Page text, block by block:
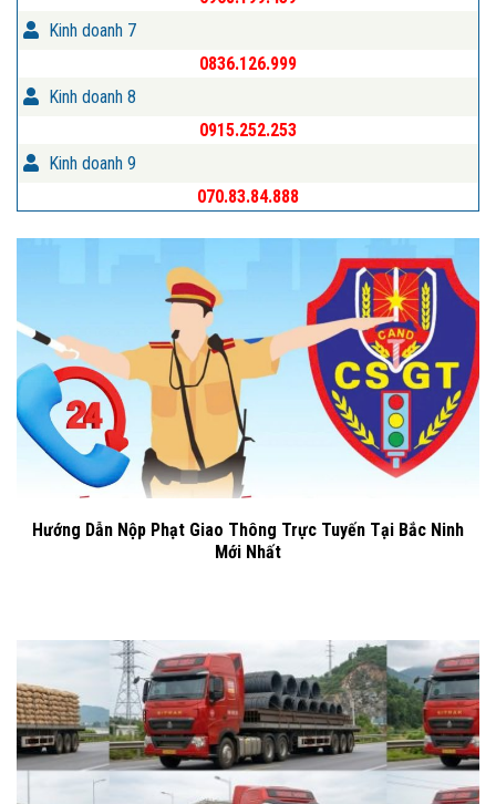
Kinh doanh 7
0836.126.999
Kinh doanh 8
0915.252.253
Kinh doanh 9
070.83.84.888
Hướng Dẫn Nộp Phạt Giao Thông Trực Tuyến Tại Bắc Ninh
Mới Nhất